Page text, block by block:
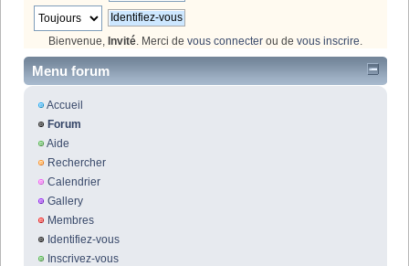
Bienvenue, Invité . Merci de vous connecter ou de vous inscrire
Menu forum
Accueil
Forum
Aide
Rechercher
Calendrier
Gallery
Membres
Identifiez-vous
Inscrivez-vous